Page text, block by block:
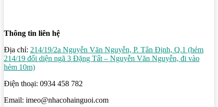
Thông tin liên hệ
Địa chỉ: 214/19/2a Nguyễn Văn Nguyễn, P. Tân Định, Q.1 (hẻm
214/19 đối diện ngã 3 Đặng Tất – Nguyễn Văn Nguyễn, đi vào
hẻm 10m)
Điện thoại: 0934 458 782
Email: imeo@nhacohainguoi.com